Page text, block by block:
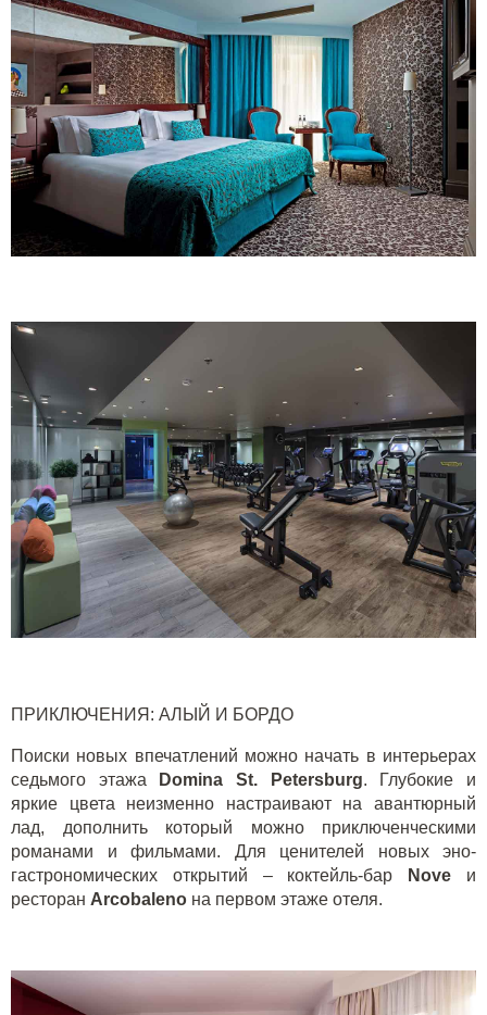
ПРИКЛЮЧЕНИЯ: АЛЫЙ И БОРДО
Поиски новых впечатлений можно начать в интерьерах
седьмого этажа
Domina St. Petersburg. Глубокие и
яркие цвета неизменно настраивают на авантюрный
лад, дополнить который можно приключенческими
романами и фильмами. Для ценителей новых эно-
гастрономических открытий – коктейль-бар
Nove и
ресторан Arcobaleno на первом этаже отеля.